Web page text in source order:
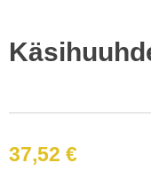
37,52 €